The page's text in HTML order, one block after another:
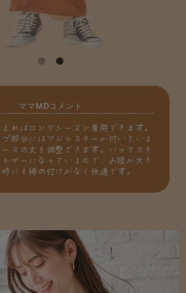
ママMDコメント
ればロングシーズン着用できます。
部分にはアジャスターが付いている
スの丈を調整できます。バックスタ
ャザーになっているので、お腹が大き
時にも締め付けがなく快適です。